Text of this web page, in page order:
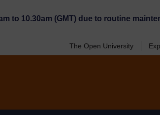
to 10.30am (GMT) due to routine
The Open University